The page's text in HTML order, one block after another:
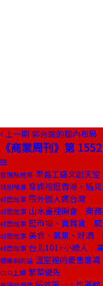
上一期 郭台銘的腦內布局
《商業周刊》第
發現酷建築 果醬工廠文創天堂
特別報導 穿旗袍逛香港，遇
封面故事 帶外國人瘋台灣
封面故事 山水畫裡開會 商務
封面故事 逛市場、買雜貨 感
封面故事 美食、氣氛、好酒
封面故事 台北101+小綠人
總編輯的話 溫室裡的憂患意識
CEO上線 繁華優先